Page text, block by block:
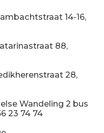
14-16,
88,
28,
Wandeling 2 bus
23 74 74